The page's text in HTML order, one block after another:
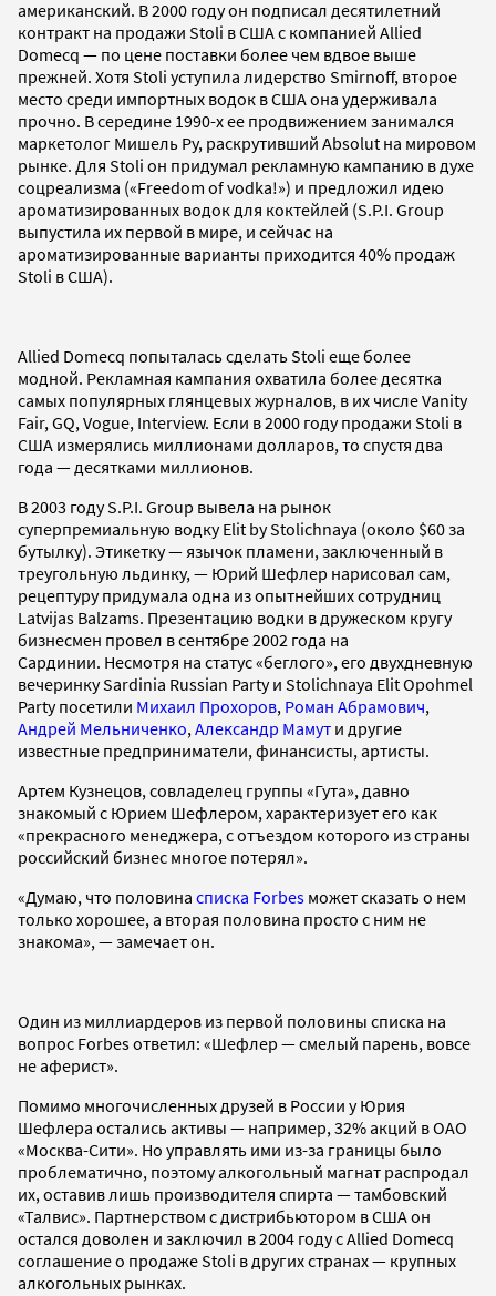
американский. В 2000 году он подписал десятилетний
контракт на продажи Stoli в США с компанией Allied
Domecq — по цене поставки более чем вдвое выше
прежней. Хотя Stoli уступила лидерство Smirnoff, второе
место среди импортных водок в США она удерживала
прочно. В середине 1990-х ее продвижением занимался
маркетолог Мишель Ру, раскрутивший Absolut на мировом
рынке. Для Stoli он придумал рекламную кампанию в духе
соцреализма («Freedom of vodka!») и предложил идею
ароматизированных водок для коктейлей (S.P.I. Group
выпустила их первой в мире, и сейчас на
ароматизированные варианты приходится 40% продаж
Stoli в США).
Allied Domecq попыталась сделать Stoli еще более
модной. Рекламная кампания охватила более десятка
самых популярных глянцевых журналов, в их числе Vanity
Fair, GQ, Vogue, Interview. Если в 2000 году продажи Stoli в
США измерялись миллионами долларов, то спустя два
года — десятками миллионов.
В 2003 году S.P.I. Group вывела на рынок
суперпремиальную водку Elit by Stolichnaya (около $60 за
бутылку). Этикетку — язычок пламени, заключенный в
треугольную льдинку, — Юрий Шефлер нарисовал сам,
рецептуру придумала одна из опытнейших сотрудниц
Latvijas Balzams. Презентацию водки в дружеском кругу
бизнесмен провел в сентябре 2002 года на
Сардинии. Несмотря на статус «беглого», его двухдневную
вечеринку Sardinia Russian Party и Stolichnaya Elit Opohmel
Party посетили Михаил Прохоров, Роман Абрамович,
Андрей Мельниченко,Александр Мамут и другие
известные предприниматели, финансисты, артисты.
Артем Кузнецов, совладелец группы «Гута», давно
знакомый с Юрием Шефлером, характеризует его как
«прекрасного менеджера, с отъездом которого из страны
российский бизнес многое потерял».
«Думаю, что половина списка Forbes может сказать о нем
только хорошее, а вторая половина просто с ним не
знакома», — замечает он.
Один из миллиардеров из первой половины списка на
вопрос Forbes ответил: «Шефлер — смелый парень, вовсе
не аферист».
Помимо многочисленных друзей в России у Юрия
Шефлера остались активы — например, 32% акций в ОАО
«Москва-Сити». Но управлять ими из-за границы было
проблематично, поэтому алкогольный магнат распродал
их, оставив лишь производителя спирта — тамбовский
«Талвис». Партнерством с дистрибьютором в США он
остался доволен и заключил в 2004 году с Allied Domecq
соглашение о продаже Stoli в других странах — крупных
алкогольных рынках.